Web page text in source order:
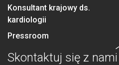
Konsultant krajowy ds.
kardiologii
Pressroom
Skontaktuj się z nami